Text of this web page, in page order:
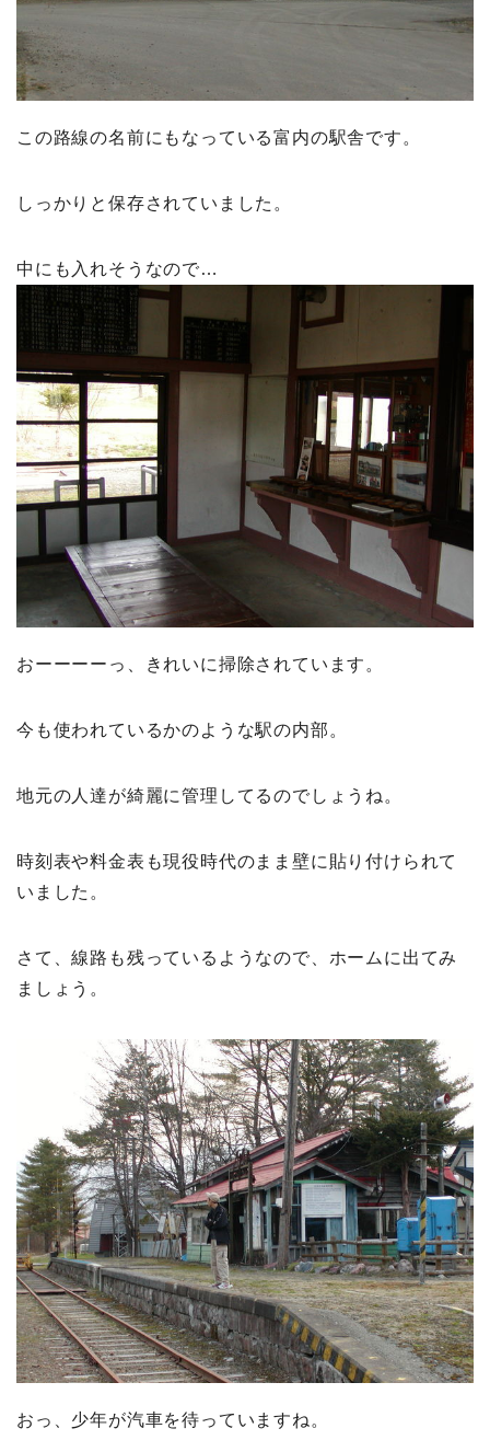
この路線の名前にもなっている富内の駅舎です。
しっかりと保存されていました。
中にも入れそうなので…
おーーーーっ、きれいに掃除されています。
今も使われているかのような駅の内部。
地元の人達が綺麗に管理してるのでしょうね。
時刻表や料金表も現役時代のまま壁に貼り付けられて
いました。
さて、線路も残っているようなので、ホームに出てみ
ましょう。
おっ、少年が汽車を待っていますね。